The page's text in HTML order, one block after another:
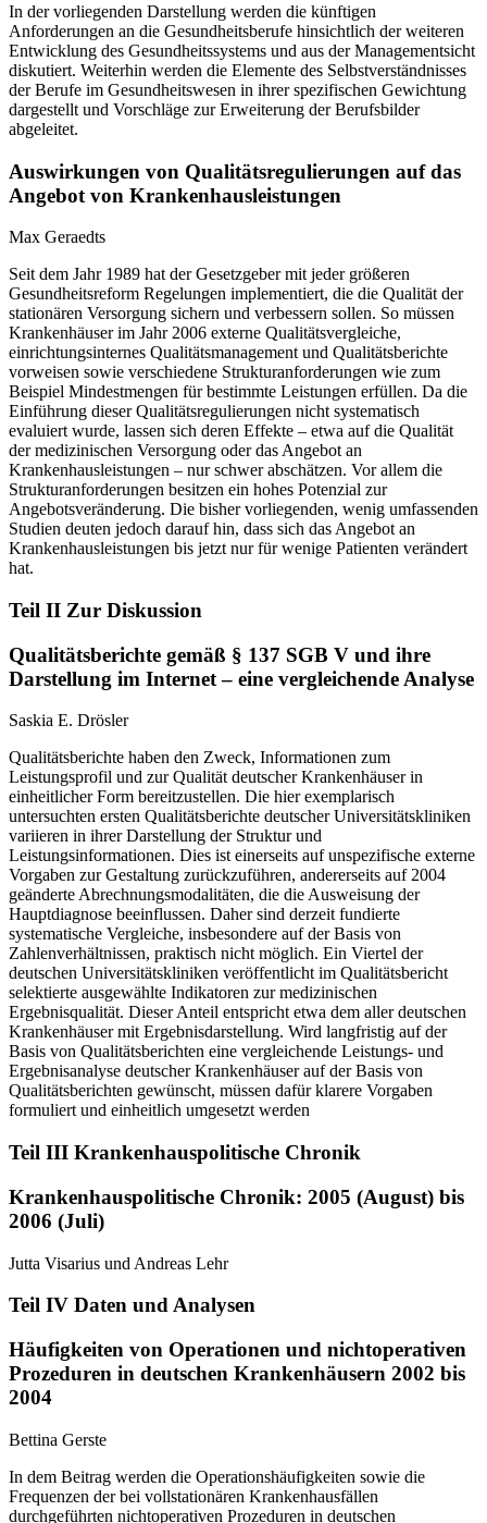
In der vorliegenden Darstellung werden die künftigen
Anforderungen an die Gesundheitsberufe hinsichtlich der weiteren
Entwicklung des Gesundheitssystems und aus der Managementsicht
diskutiert. Weiterhin werden die Elemente des Selbstverständnisses
der Berufe im Gesundheitswesen in ihrer spezifischen Gewichtung
dargestellt und Vorschläge zur Erweiterung der Berufsbilder
abgeleitet.
Auswirkungen von Qualitätsregulierungen auf das
Angebot von Krankenhausleistungen
Max Geraedts
Seit dem Jahr 1989 hat der Gesetzgeber mit jeder größeren
Gesundheitsreform Regelungen implementiert, die die Qualität der
stationären Versorgung sichern und verbessern sollen. So müssen
Krankenhäuser im Jahr 2006 externe Qualitätsvergleiche,
einrichtungsinternes Qualitätsmanagement und Qualitätsberichte
vorweisen sowie verschiedene Strukturanforderungen wie zum
Beispiel Mindestmengen für bestimmte Leistungen erfüllen. Da die
Einführung dieser Qualitätsregulierungen nicht systematisch
evaluiert wurde, lassen sich deren Effekte – etwa auf die Qualität
der medizinischen Versorgung oder das Angebot an
Krankenhausleistungen – nur schwer abschätzen. Vor allem die
Strukturanforderungen besitzen ein hohes Potenzial zur
Angebotsveränderung. Die bisher vorliegenden, wenig umfassenden
Studien deuten jedoch darauf hin, dass sich das Angebot an
Krankenhausleistungen bis jetzt nur für wenige Patienten verändert
hat.
Teil II Zur Diskussion
Qualitätsberichte gemäß § 137 SGB V und ihre
Darstellung im Internet – eine vergleichende Analyse
Saskia E. Drösler
Qualitätsberichte haben den Zweck, Informationen zum
Leistungsprofil und zur Qualität deutscher Krankenhäuser in
einheitlicher Form bereitzustellen. Die hier exemplarisch
untersuchten ersten Qualitätsberichte deutscher Universitätskliniken
variieren in ihrer Darstellung der Struktur und
Leistungsinformationen. Dies ist einerseits auf unspezifische externe
Vorgaben zur Gestaltung zurückzuführen, andererseits auf 2004
geänderte Abrechnungsmodalitäten, die die Ausweisung der
Hauptdiagnose beeinflussen. Daher sind derzeit fundierte
systematische Vergleiche, insbesondere auf der Basis von
Zahlenverhältnissen, praktisch nicht möglich. Ein Viertel der
deutschen Universitätskliniken veröffentlicht im Qualitätsbericht
selektierte ausgewählte Indikatoren zur medizinischen
Ergebnisqualität. Dieser Anteil entspricht etwa dem aller deutschen
Krankenhäuser mit Ergebnisdarstellung. Wird langfristig auf der
Basis von Qualitätsberichten eine vergleichende Leistungs- und
Ergebnisanalyse deutscher Krankenhäuser auf der Basis von
Qualitätsberichten gewünscht, müssen dafür klarere Vorgaben
formuliert und einheitlich umgesetzt werden
Teil III Krankenhauspolitische Chronik
Krankenhauspolitische Chronik: 2005 (August) bis
2006 (Juli)
Jutta Visarius und Andreas Lehr
Teil IV Daten und Analysen
Häufigkeiten von Operationen und nichtoperativen
Prozeduren in deutschen Krankenhäusern 2002 bis
2004
Bettina Gerste
In dem Beitrag werden die Operationshäufigkeiten sowie die
Frequenzen der bei vollstationären Krankenhausfällen
durchgeführten nichtoperativen Prozeduren in deutschen